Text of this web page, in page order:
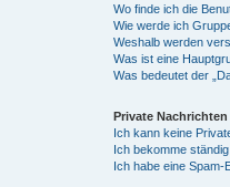
Wo finde ich die
Wie werde ich
Weshalb werden
Was ist eine
Was bedeutet der
Private Nachrichten
Ich kann keine
Ich bekomme
Ich habe eine Spam-